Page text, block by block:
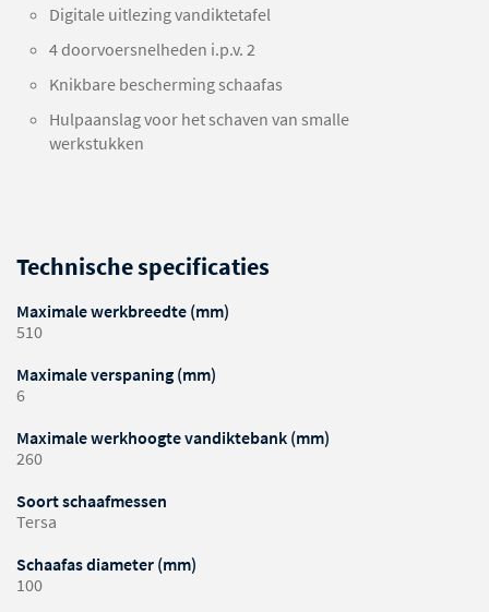
Digitale uitlezing vandiktetafel
4 doorvoersnelheden i.p.v. 2
Knikbare bescherming schaafas
Hulpaanslag voor het schaven van smalle
werkstukken
Technische specificaties
Maximale werkbreedte (mm)
510
Maximale verspaning (mm)
6
Maximale werkhoogte vandiktebank (mm)
260
Soort schaafmessen
Tersa
Schaafas diameter (mm)
100